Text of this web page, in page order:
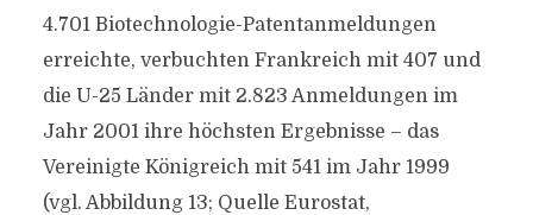
4.701 Biotechnologie-Patentanmeldungen
erreichte, verbuchten Frankreich mit 407 und
die U-25 Länder mit 2.823 Anmeldungen im
Jahr 2001 ihre höchsten Ergebnisse – das
Vereinigte Königreich mit 541 im Jahr 1999
(vgl. Abbildung 13; Quelle Eurostat,